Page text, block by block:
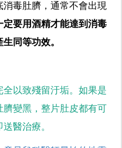
毒肚臍，通常不會出現
定要用酒精才能達到消毒
同等功效。
以致殘留汙垢。如果是
變黑，整片肚皮都有可
醫治療。